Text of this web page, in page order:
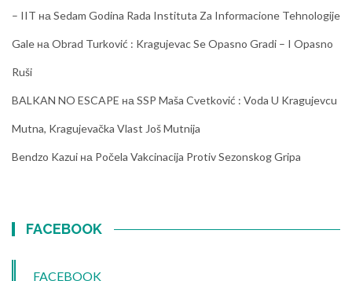
– IIT на Sedam Godina Rada Instituta Za Informacione Tehnologije
Gale на Obrad Turković : Kragujevac Se Opasno Gradi – I Opasno
Ruši
BALKAN NO ESCAPE на SSP Maša Cvetković : Voda U Kragujevcu
Mutna, Kragujevačka Vlast Još Mutnija
Bendzo Kazui на Počela Vakcinacija Protiv Sezonskog Gripa
FACEBOOK
FACEBOOK